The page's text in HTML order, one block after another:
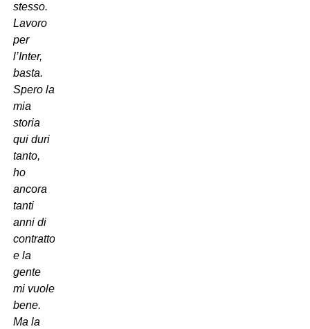
stesso.
Lavoro
per
l’Inter,
basta.
Spero la
mia
storia
qui duri
tanto,
ho
ancora
tanti
anni di
contratto
e la
gente
mi vuole
bene.
Ma la